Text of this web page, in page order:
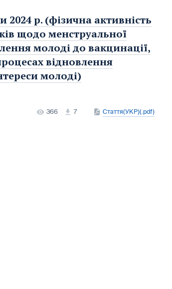
2024 р. (фізична активність
щодо менструальної
молоді до вакцинації,
відновлення
молоді)
366 7 Стаття(УКР)(.pdf)